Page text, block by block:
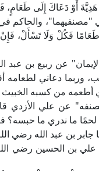
أَوْ دَعَاكَ إِلَى طَعَامٍ،
"مصنفيهما"،
فَكُلْ وَلَا تَسْأَلْ،
عن ربيع بن عبد
وربما دعاني لطعامه
أطعمه من كسبه الخبيث
عن علي الأزدي
لحمًا ما ندري ما
جابر بن عبد الله
علي بن الحسين رضي